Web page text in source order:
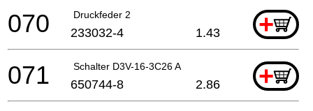
Druckfeder 2 +
070 233032-4 1.43
Schalter D3V-16-3C26 A +
071 650744-8 2.86